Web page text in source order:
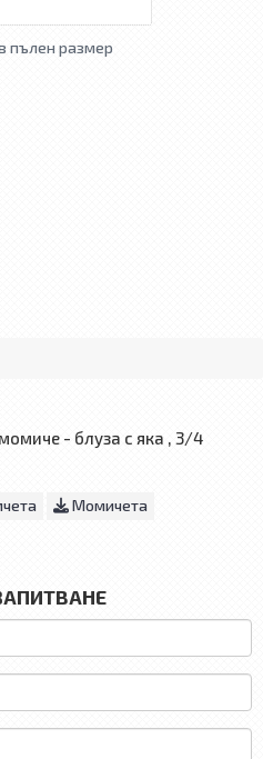
пълен размер
- блуза с яка , 3/4
Момичета